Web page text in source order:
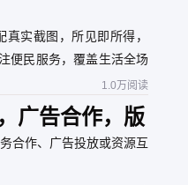
实截图，所见即所得，
便民服务，覆盖生活全场
1.0万阅读
广告合作，版
合作、广告投放或资源互